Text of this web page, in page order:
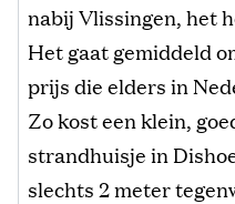
nabij Vlissingen, het
Het gaat gemiddeld
prijs die elders in
Zo kost een klein,
strandhuisje in
slechts 2 meter